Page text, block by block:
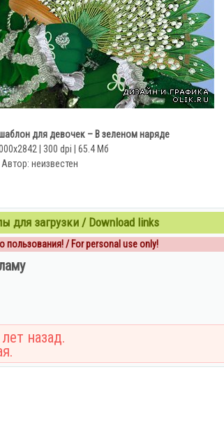
для девочек – В зеленом наряде
| 300 dpi | 65.4 Мб
Автор: неизвестен
для загрузки / Download links
пользования! / For personal use only!
назад.